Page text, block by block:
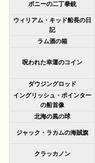
ポニーの二丁拳銃
ウィリアム・キッド船長の日
記
ラム酒の箱
呪われた幸運のコイン
ダウジングロッド
イングリッシュ・ポインター
の船首像
北海の風の球
ジャック・ラカムの海賊旗
クラッカノン